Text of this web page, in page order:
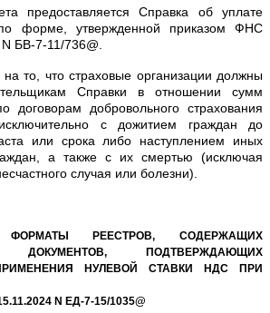
предоставляется Справка об уплате
по форме, утвержденной приказом ФНС
БВ-7-11/736@.
то, что страховые организации должны
Справки в отношении сумм
договорам добровольного страхования
с дожитием граждан до
или срока либо наступлением иных
а также с их смертью (исключая
случая или болезни).
ФОРМАТЫ РЕЕСТРОВ, СОДЕРЖАЩИХ
ПОДТВЕРЖДАЮЩИХ
НУЛЕВОЙ СТАВКИ НДС ПРИ
N ЕД-7-15/1035@